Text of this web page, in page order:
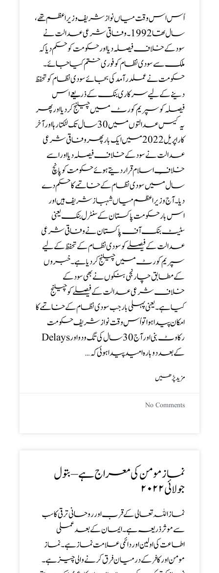
اُس اس وقت میاں نواز شریف وزیراعظم تھے،
سال تھا1992۔ وفاقی شرعی عدالت نے
سود کے خلاف فیصلہ دیا اور حکومت کو حکم دیا کہ
ملک سے سودی نظام کو فوری ختم کیا جائے۔
حکومت نے عملدرآمد کی بجائے سودی نظام کو تحفظ
دینے کے لیے سرکاری بنک کے ذریعے اس
فیصلہ کو سپریم کورٹ میں چیلنج کر دیا اور پھر
یہ کیس عدالتوں میں 30 سال تک لٹکتا رہا اور آخر
کار اپریل2022 میں ایک بار پھر وفاقی شرعی
عدالت نے سود کے خلاف فیصلہ دیا اور اسے
خلافِ اسلام قرار دیتے ہوئے حکومت کو پانچ
سال میں سودی نظام کے خاتمے کا حکم دے
دیا۔آج وزیراعظم میاں شہباز شریف ہیں اور
اس بار حکومت پاکستان کے سنٹرل بنک یعنی
سٹیٹ بنک آف پاکستان نے وفاقی شرعی
عدالت کے فیصلے کو سودی نظام کے تحفظ کے لیے
سپریم کورٹ میں چیلنج کر دیاہے ۔ خبروں
کے مطابق چار نجی بنکوں نے بھی سود کے
خلاف شرعی عدالت کے فیصلے کو چیلنج
کیاہے۔ یعنی پہلی بار جب سودی نظام کے خاتمے کا
امکان پیدا ہوا تو اُس وقت نواز شریف حکومت
رکاوٹ بنی اور آج 30 سال کی تگ و دو اور Delays
کے بعد دوبارہ امید پیدا ہوئی کہ…
مزید پڑھیں
No Comments
نماز مومن کی معراج ہے – بتول
جولائی۲۰۲۲
نماز اللہ تعالی کے قرب اور روحانی ترقی کا سب
سے موثر ذریعہ ہے۔ ایمان کے بعد عملی
اطاعت کی اولین اور دائمی علامت نماز ہے۔نماز
مومن اور کافر کے درمیان فرق کرنے والی چیز ہے۔